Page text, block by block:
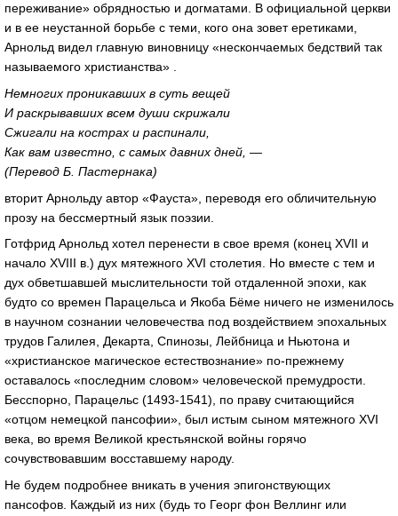
переживание» обрядностью и догматами. В официальной церкви
и в ее неустанной борьбе с теми, кого она зовет еретиками,
Арнольд видел главную виновницу «нескончаемых бедствий так
называемого христианства» .
Немногих проникавших в суть вещей
И раскрывавших всем души скрижали
Сжигали на кострах и распинали,
Как вам известно, с самых давних дней, —
(Перевод Б. Пастернака)
вторит Арнольду автор «Фауста», переводя его обличительную
прозу на бессмертный язык поэзии.
Готфрид Арнольд хотел перенести в свое время (конец XVII и
начало XVIII в.) дух мятежного XVI столетия. Но вместе с тем и
дух обветшавшей мыслительности той отдаленной эпохи, как
будто со времен Парацельса и Якоба Бёме ничего не изменилось
в научном сознании человечества под воздействием эпохальных
трудов Галилея, Декарта, Спинозы, Лейбница и Ньютона и
«христианское магическое естествознание» по-прежнему
оставалось «последним словом» человеческой премудрости.
Бесспорно, Парацельс (1493-1541), по праву считающийся
«отцом немецкой пансофии», был истым сыном мятежного XVI
века, во время Великой крестьянской войны горячо
сочувствовавшим восставшему народу.
Не будем подробнее вникать в учения эпигонствующих
пансофов. Каждый из них (будь то Георг фон Веллинг или